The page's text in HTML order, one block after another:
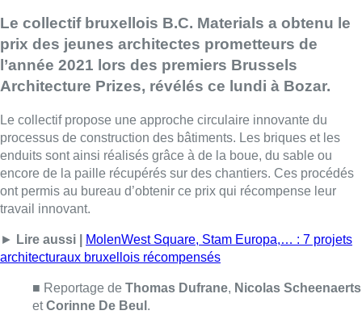
►Lire aussi | MolenWest Square, Stam Europa,… : 7 projets
architecturaux bruxellois récompensés
■ Reportage de Thomas Dufrane ,Nicolas Scheenaerts
etCorinne De Beul
Lire aussi :
Le siège bruxellois d’AXA fermé
plusieurs jours après une
propylène glycol